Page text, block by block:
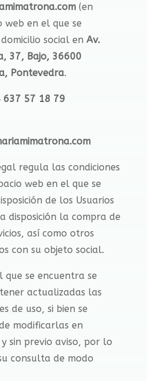
(en
web en el que se
social en Av.
37, Bajo, 36600
Pontevedra.
637 57 18 79
regula las condiciones
web en el que se
de los Usuarios
disposición la compra de
así como otros
con su objeto social.
que se encuentra se
actualizadas las
de uso, si bien se
modificarlas en
sin previo aviso, por lo
consulta de modo